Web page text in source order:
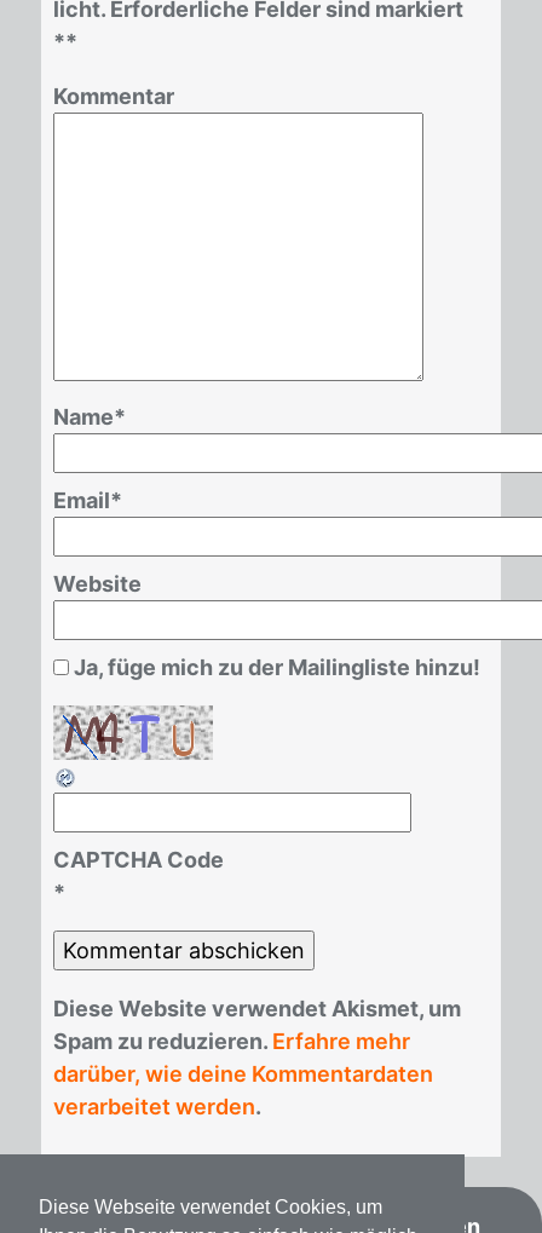
Diese Webseite verwendet Cookies, um
licht. Er­for­der­li­che Fel­der sind mar­kiert
**
Kommentar
Name*
Email*
Website
Ja, füge mich zu der Mailingliste hinzu!
CAPTCHA Code
*
Die­se Web­site ver­wen­det Akis­met, um
Spam zu re­du­zie­ren. Erfahre mehr
darüber, wie deine Kommentardaten
verarbeitet werden.
Datenschutz Impressum Spenden